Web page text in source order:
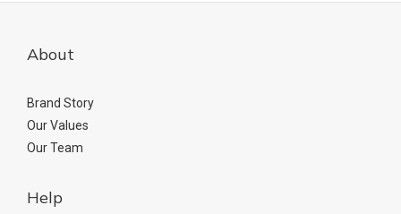
About
Brand Story
Our Values
Our Team
Help